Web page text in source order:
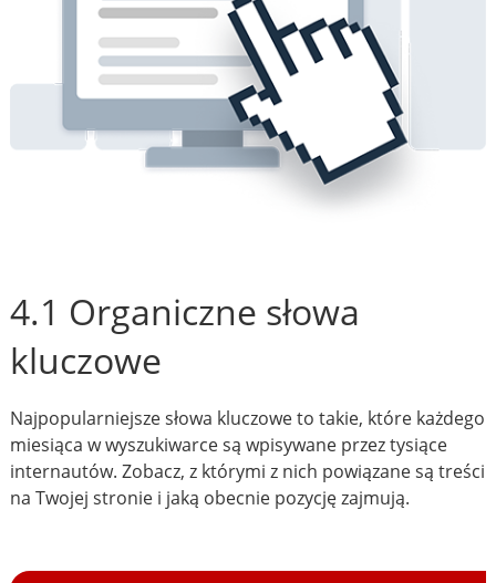
4.1 Organiczne słowa
kluczowe
Najpopularniejsze słowa kluczowe to takie, które każdego
miesiąca w wyszukiwarce są wpisywane przez tysiące
internautów. Zobacz, z którymi z nich powiązane są treści
na Twojej stronie i jaką obecnie pozycję zajmują.